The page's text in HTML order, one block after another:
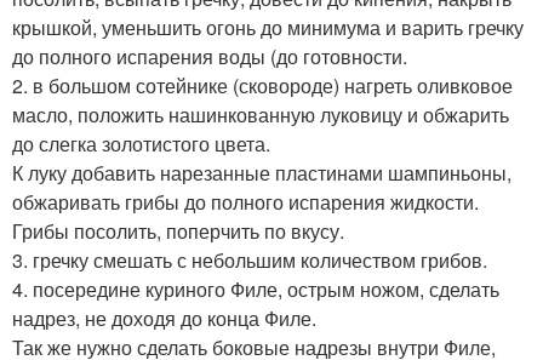
крышкой, уменьшить огонь до минимума и варить гречку
до полного испарения воды (до готовности.
2. в большом сотейнике (сковороде) нагреть оливковое
масло, положить нашинкованную луковицу и обжарить
до слегка золотистого цвета.
К луку добавить нарезанные пластинами шампиньоны,
обжаривать грибы до полного испарения жидкости.
Грибы посолить, поперчить по вкусу.
3. гречку смешать с небольшим количеством грибов.
4. посередине куриного Филе, острым ножом, сделать
надрез, не доходя до конца Филе.
Так же нужно сделать боковые надрезы внутри Филе,